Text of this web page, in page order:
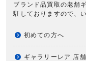
ブランド品買取の老舗
駐しておりますので、
初めての方へ
ギャラリーレア 店